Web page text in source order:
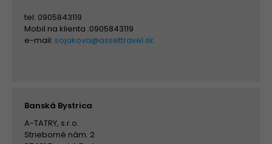
tel: 0905843119
Mobil na klienta :0905843119
e-mail: sojakova@assettravel.sk
Banská Bystrica
A-TATRY, s.r.o.
Strieborné nám. 2